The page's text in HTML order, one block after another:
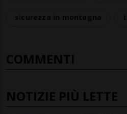
COMMENTI
NOTIZIE PIÙ LETTE